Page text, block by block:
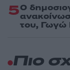
5Ο
του,
Πιο